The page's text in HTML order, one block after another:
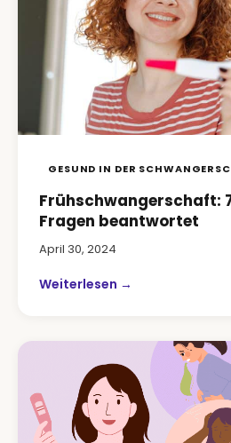
GESUND IN DER
Frühschwangerschaft:
Fragen beantwortet
April 30, 2024
Weiterlesen →